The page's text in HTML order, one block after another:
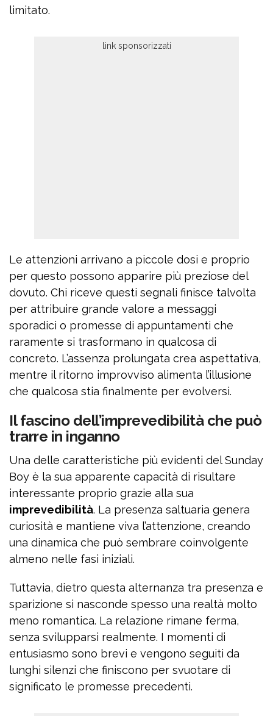
limitato.
Le attenzioni arrivano a piccole dosi e proprio
per questo possono apparire più preziose del
dovuto. Chi riceve questi segnali finisce talvolta
per attribuire grande valore a messaggi
sporadici o promesse di appuntamenti che
raramente si trasformano in qualcosa di
concreto. L’assenza prolungata crea aspettativa,
mentre il ritorno improvviso alimenta l’illusione
che qualcosa stia finalmente per evolversi.
Il fascino dell’imprevedibilità che può
trarre in inganno
Una delle caratteristiche più evidenti del Sunday
Boy è la sua apparente capacità di risultare
interessante proprio grazie alla sua
imprevedibilità. La presenza saltuaria genera
curiosità e mantiene viva l’attenzione, creando
una dinamica che può sembrare coinvolgente
almeno nelle fasi iniziali.
Tuttavia, dietro questa alternanza tra presenza e
sparizione si nasconde spesso una realtà molto
meno romantica. La relazione rimane ferma,
senza svilupparsi realmente. I momenti di
entusiasmo sono brevi e vengono seguiti da
lunghi silenzi che finiscono per svuotare di
significato le promesse precedenti.